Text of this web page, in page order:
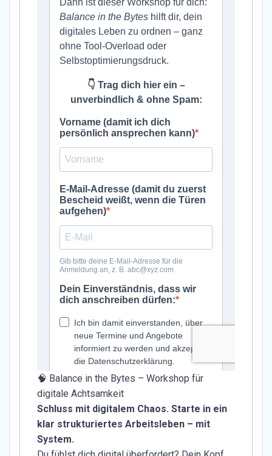
🧠 Balance in the Bytes – Workshop für
digitale Achtsamkeit
Schluss mit digitalem Chaos. Starte in ein
klar strukturiertes Arbeitsleben – mit
System.